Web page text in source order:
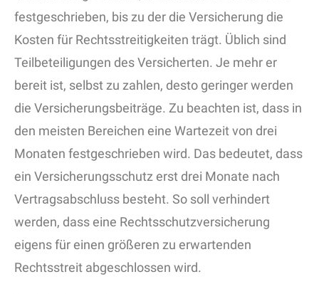
festgeschrieben, bis zu der die Versicherung die
Kosten für Rechtsstreitigkeiten trägt. Üblich sind
Teilbeteiligungen des Versicherten. Je mehr er
bereit ist, selbst zu zahlen, desto geringer werden
die Versicherungsbeiträge. Zu beachten ist, dass in
den meisten Bereichen eine Wartezeit von drei
Monaten festgeschrieben wird. Das bedeutet, dass
ein Versicherungsschutz erst drei Monate nach
Vertragsabschluss besteht. So soll verhindert
werden, dass eine Rechtsschutzversicherung
eigens für einen größeren zu erwartenden
Rechtsstreit abgeschlossen wird.